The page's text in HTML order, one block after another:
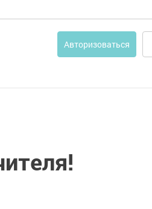
Авторизоваться